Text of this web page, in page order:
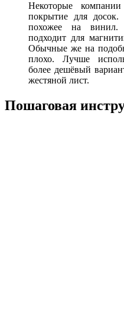
Некоторые
покрытие для
похожее на винил.
подходит для
Обычные же на
плохо. Лучше
более дешёвый
жестяной лист.
Пошаговая